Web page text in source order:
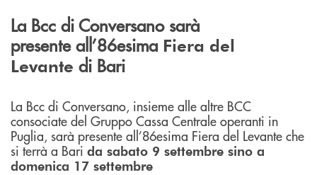
La Bcc di Conversano sarà
presente all’86esima Fiera del
Levante di Bari
La Bcc di Conversano, insieme alle altre BCC
consociate del Gruppo Cassa Centrale operanti in
Puglia, sarà presente all’86esima Fiera del Levante che
si terrà a Bari da sabato 9 settembre sino a
domenica 17 settembre